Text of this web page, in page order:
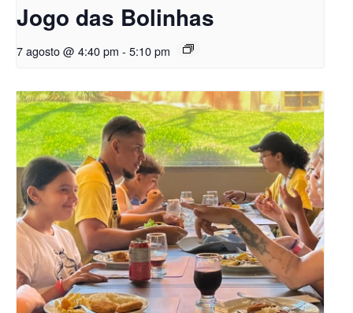
Jogo das Bolinhas
7 agosto @ 4:40 pm - 5:10 pm